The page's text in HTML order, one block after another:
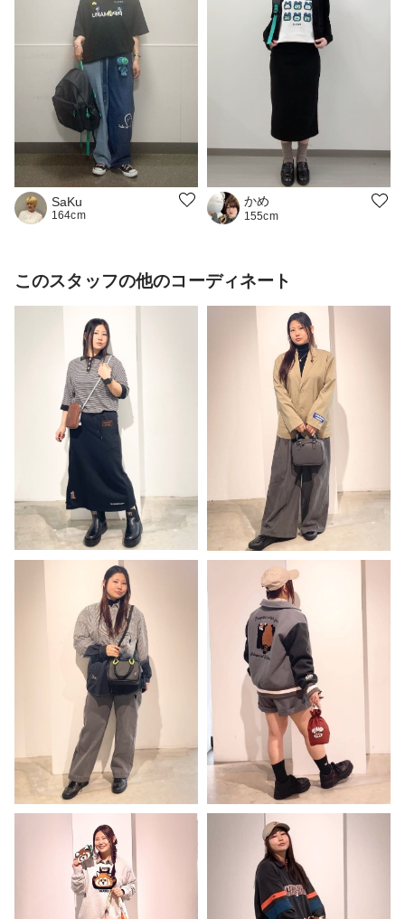
SaKu
164cm
かめ
155cm
このスタッフの他のコーディネート